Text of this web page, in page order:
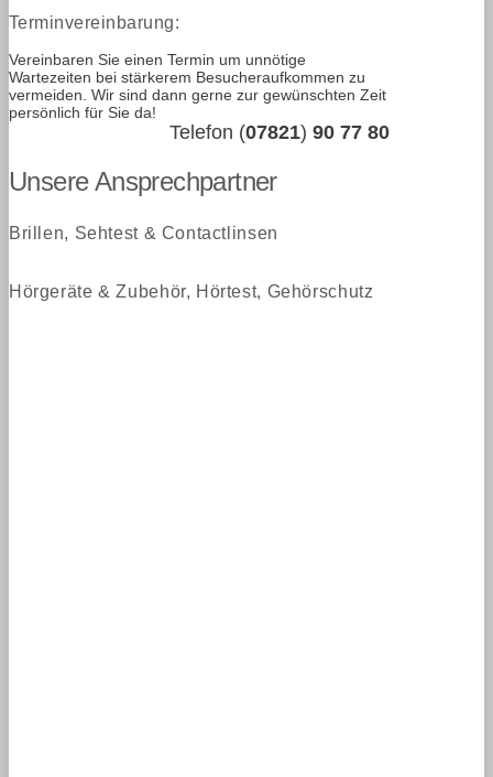
Terminvereinbarung:
Vereinbaren Sie einen Termin um unnötige
Wartezeiten bei stärkerem Besucheraufkommen zu
vermeiden. Wir sind dann gerne zur gewünschten Zeit
persönlich für Sie da!
Telefon (07821) 90 77 80
Unsere Ansprechpartner
Brillen, Sehtest & Contactlinsen
Hörgeräte & Zubehör, Hörtest, Gehörschutz